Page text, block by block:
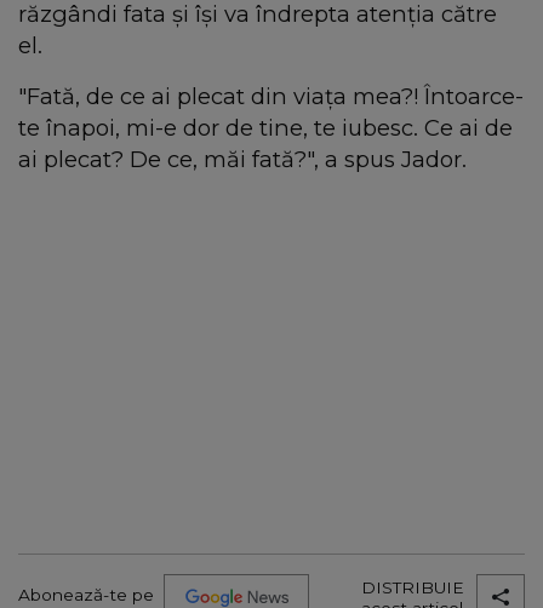
răzgândi fata și își va îndrepta atenția către
el.
"Fată, de ce ai plecat din viața mea?! Întoarce-
te înapoi, mi-e dor de tine, te iubesc. Ce ai de
ai plecat? De ce, măi fată?", a spus Jador.
Abonează-te pe
DISTRIBUIE